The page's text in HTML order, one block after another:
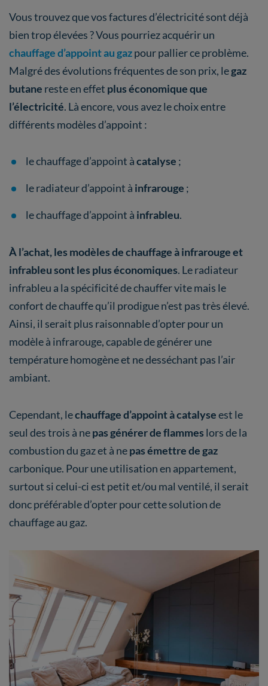
Vous trouvez que vos factures d’électricité sont déjà
bien trop élevées ? Vous pourriez acquérir un
chauffage d’appoint au gazpour pallier ce problème.
Malgré des évolutions fréquentes de son prix, legaz
butane reste en effet plus économique que
l’électricité. Là encore, vous avez le choix entre
différents modèles d’appoint :
le chauffage d’appoint àcatalyse ;
le radiateur d’appoint à infrarouge ;
le chauffage d’appoint à infrableu.
À l’achat, les modèles de chauffage à infrarouge et
infrableu sont les plus économiques. Le radiateur
infrableu a la spécificité de chauffer vite mais le
confort de chauffe qu’il prodigue n’est pas très élevé.
Ainsi, il serait plus raisonnable d’opter pour un
modèle à infrarouge, capable de générer une
température homogène et ne desséchant pas l’air
ambiant.
Cependant, lechauffage d’appoint à catalyseest le
seul des trois à nepas générer de flammes lors de la
combustion du gaz et à nepas émettre de gaz
carbonique. Pour une utilisation en appartement,
surtout si celui-ci est petit et/ou mal ventilé, il serait
donc préférable d’opter pour cette solution de
chauffage au gaz.